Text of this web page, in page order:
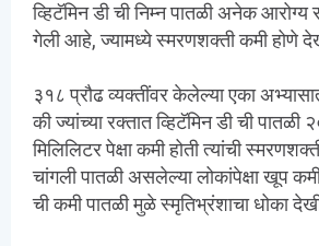
व्हिटॅमिन डी ची निम्न पातळी अनेक
गेली आहे, ज्यामध्ये स्मरणशक्ती कमी होणे
३१८ प्रौढ व्यक्तींवर केलेल्या एका
की ज्यांच्या रक्तात व्हिटॅमिन डी ची पातळी
मिलिलिटर पेक्षा कमी होती त्यांची
चांगली पातळी असलेल्या लोकांपेक्षा खूप कमी
ची कमी पातळी मुळे स्मृतिभ्रंशाचा धोका